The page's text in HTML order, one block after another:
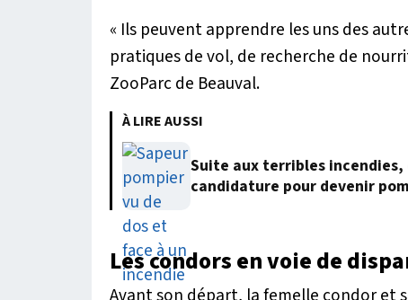
« Ils peuvent apprendre les uns des
pratiques de vol, de recherche de
ZooParc de Beauval.
À LIRE AUSSI
Suite aux terribles
candidature pour devenir
Les condors en voie de